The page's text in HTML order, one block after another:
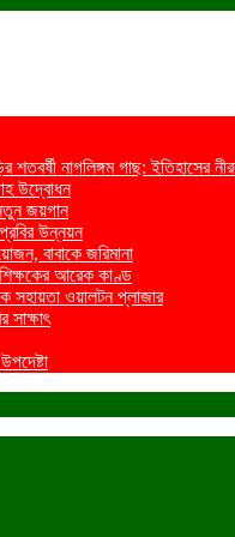
নাগলিঙ্গম গাছ: ইতিহাসের
উদ্বোধন
নতুন জয়গান
উন্নয়ন
বাবাকে জরিমানা
শিক্ষকের আরেক কাণ্ড
সহায়তা ওয়ালটন প্লাজার
সাক্ষাৎ